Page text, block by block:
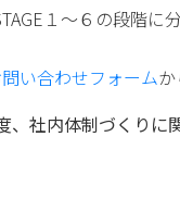
１～６の段階
い合わせフォーム
、社内体制づくりに